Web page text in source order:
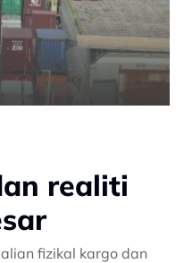
realiti
fizikal kargo dan